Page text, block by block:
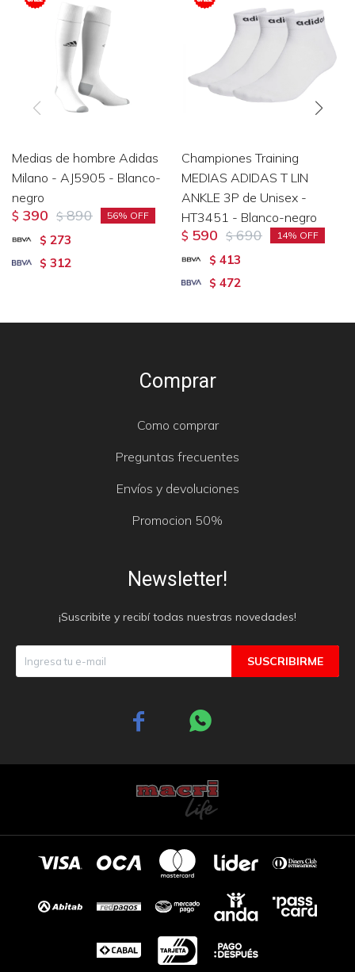
Medias de hombre Adidas
Milano - AJ5905 - Blanco-
negro
$ 390 $ 890 56
$ 273
$ 312
Championes Training
MEDIAS ADIDAS T LIN
ANKLE 3P de Unisex -
HT3451 - Blanco-negro
$ 590 $ 690 14
$ 413
$ 472
Comprar
Como comprar
Preguntas frecuentes
Envíos y devoluciones
Promocion 50%
Newsletter!
¡Suscribite y recibí todas nuestras novedades!
SUSCRIBIRME
 